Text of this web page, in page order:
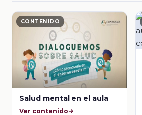
CONTENIDO
Salud mental en el aula
Ver contenido